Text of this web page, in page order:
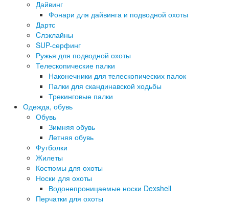
Дайвинг
Фонари для дайвинга и подводной охоты
Дартс
Cлэклайны
SUP-серфинг
Ружья для подводной охоты
Телескопические палки
Наконечники для телескопических палок
Палки для скандинавской ходьбы
Трекинговые палки
Одежда, обувь
Обувь
Зимняя обувь
Летняя обувь
Футболки
Жилеты
Костюмы для охоты
Носки для охоты
Водонепроницаемые носки Dexshell
Перчатки для охоты